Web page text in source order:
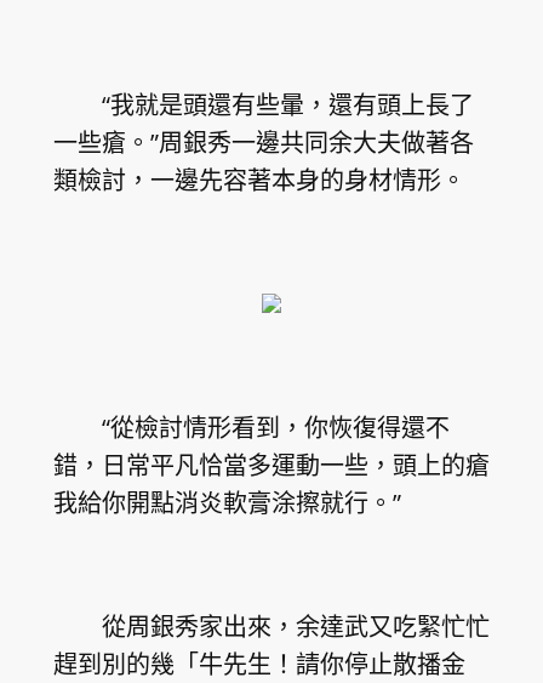
“我就是頭還有些暈，還有頭上長了
一些瘡。”周銀秀一邊共同余大夫做著各
類檢討，一邊先容著本身的身材情形。
“從檢討情形看到，你恢復得還不
錯，日常平凡恰當多運動一些，頭上的瘡
我給你開點消炎軟膏涂擦就行。”
從周銀秀家出來，余達武又吃緊忙忙
趕到別的幾「牛先生！請你停止散播金